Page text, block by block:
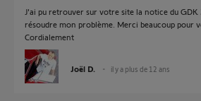
J'ai pu retrouver sur votre site la notice du GDK
résoudre mon problème. Merci beaucoup pour
Cordialement
Joël D. il y a plus de 12 ans